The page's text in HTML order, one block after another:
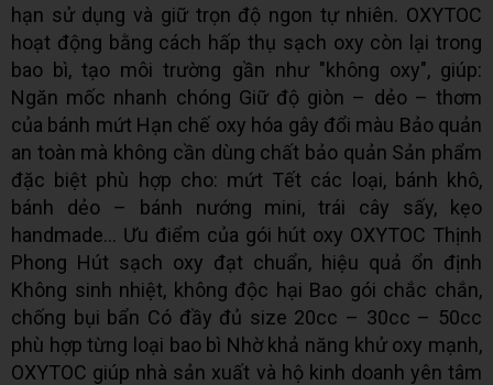
hạn sử dụng và giữ trọn độ ngon tự nhiên. OXYTOC
hoạt động bằng cách hấp thụ sạch oxy còn lại trong
bao bì, tạo môi trường gần như "không oxy", giúp:
Ngăn mốc nhanh chóng Giữ độ giòn – dẻo – thơm
của bánh mứt Hạn chế oxy hóa gây đổi màu Bảo quản
an toàn mà không cần dùng chất bảo quản Sản phẩm
đặc biệt phù hợp cho: mứt Tết các loại, bánh khô,
bánh dẻo – bánh nướng mini, trái cây sấy, kẹo
handmade… Ưu điểm của gói hút oxy OXYTOC Thịnh
Phong Hút sạch oxy đạt chuẩn, hiệu quả ổn định
Không sinh nhiệt, không độc hại Bao gói chắc chắn,
chống bụi bẩn Có đầy đủ size 20cc – 30cc – 50cc
phù hợp từng loại bao bì Nhờ khả năng khử oxy mạnh,
OXYTOC giúp nhà sản xuất và hộ kinh doanh yên tâm